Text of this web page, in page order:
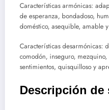
Características armónicas:
de esperanza, bondadoso,
doméstico, asequible, amable
Características desarmónicas:
comodón, inseguro,
sentimientos, quisquilloso y
Descripción de